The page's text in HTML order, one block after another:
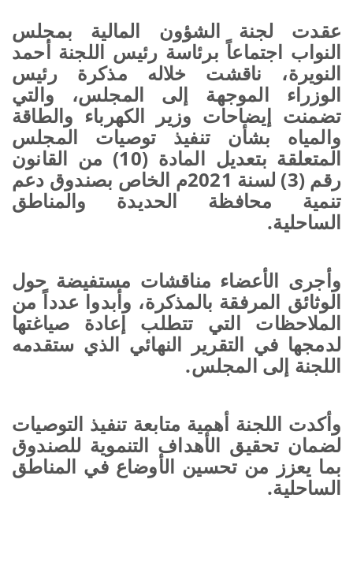
عقدت لجنة الشؤون المالية بمجلس
النواب اجتماعاً برئاسة رئيس اللجنة أحمد
النويرة، ناقشت خلاله مذكرة رئيس
الوزراء الموجهة إلى المجلس، والتي
تضمنت إيضاحات وزير الكهرباء والطاقة
والمياه بشأن تنفيذ توصيات المجلس
المتعلقة بتعديل المادة (10) من القانون
رقم (3) لسنة 2021م الخاص بصندوق دعم
تنمية محافظة الحديدة والمناطق
الساحلية.
وأجرى الأعضاء مناقشات مستفيضة حول
الوثائق المرفقة بالمذكرة، وأبدوا عدداً من
الملاحظات التي تتطلب إعادة صياغتها
لدمجها في التقرير النهائي الذي ستقدمه
اللجنة إلى المجلس.
وأكدت اللجنة أهمية متابعة تنفيذ التوصيات
لضمان تحقيق الأهداف التنموية للصندوق
بما يعزز من تحسين الأوضاع في المناطق
الساحلية.